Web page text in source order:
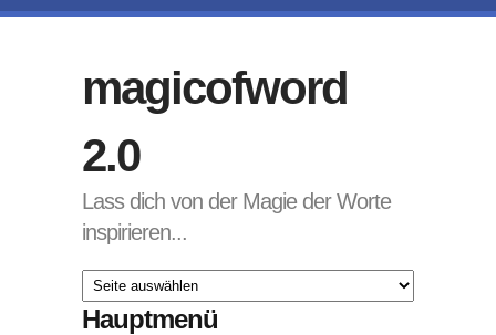
magicofword
2.0
Lass dich von der Magie der Worte
inspirieren...
Hauptmenü